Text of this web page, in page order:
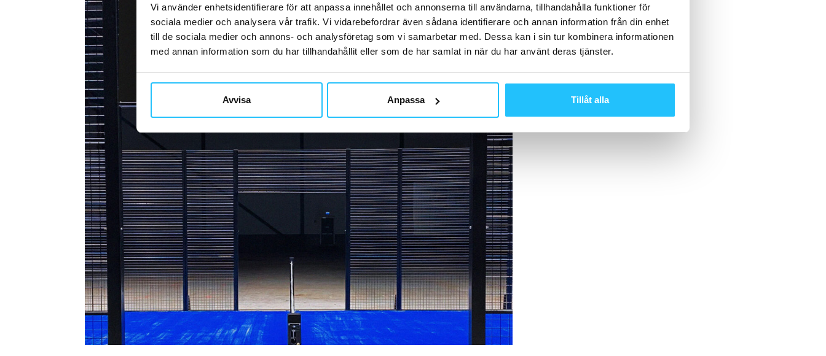
Vi använder enhetsidentifierare för att anpassa innehållet och annonserna till användarna, tillhandahålla funktioner för
sociala medier och analysera vår trafik. Vi vidarebefordrar även sådana identifierare och annan information från din enhet
till de sociala medier och annons- och analysföretag som vi samarbetar med. Dessa kan i sin tur kombinera informationen
med annan information som du har tillhandahållit eller som de har samlat in när du har använt deras tjänster.
Avvisa Anpassa Tillåt alla